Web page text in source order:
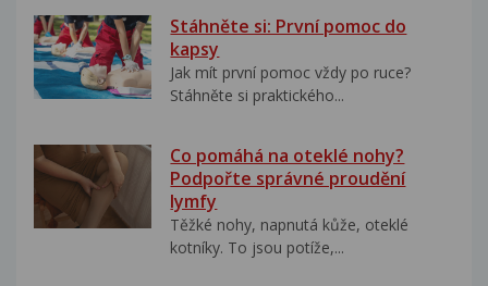
Stáhněte si: První pomoc do
kapsy
Jak mít první pomoc vždy po ruce?
Stáhněte si praktického...
Co pomáhá na oteklé nohy?
Podpořte správné proudění
lymfy
Těžké nohy, napnutá kůže, oteklé
kotníky. To jsou potíže,...